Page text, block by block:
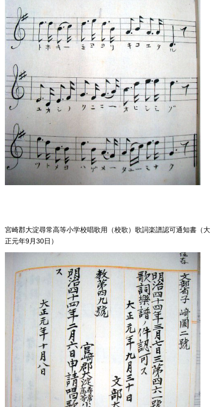
宮崎郡大淀尋常高等小学校唱歌用（校歌）歌詞楽譜認可通知書（大
正元年9月30日）